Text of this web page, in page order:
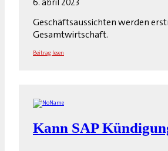
Geschäftsaussichten werden
Gesamtwirtschaft.
Beitrag lesen
Kann SAP